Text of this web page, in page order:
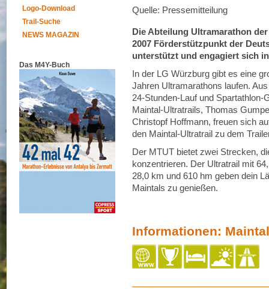
Logo-Download
Trail-Suche
NEWS MAGAZIN
Das M4Y-Buch
Quelle: Pressemitteilung
Die Abteilung Ultramarathon
2007 Förderstützpunkt der
unterstützt und engagiert sich
In der LG Würzburg gibt es eine
Jahren Ultramarathons laufen.
24-Stunden-Lauf und
Maintal-Ultratrails, Thomas
Christopf Hoffmann, freuen sich
den Maintal-Ultratrail zu dem
Der MTUT bietet zwei Strecken,
konzentrieren. Der Ultratrail mit
28,0 km und 610 hm geben dein
Maintals zu genießen.
Informationen: